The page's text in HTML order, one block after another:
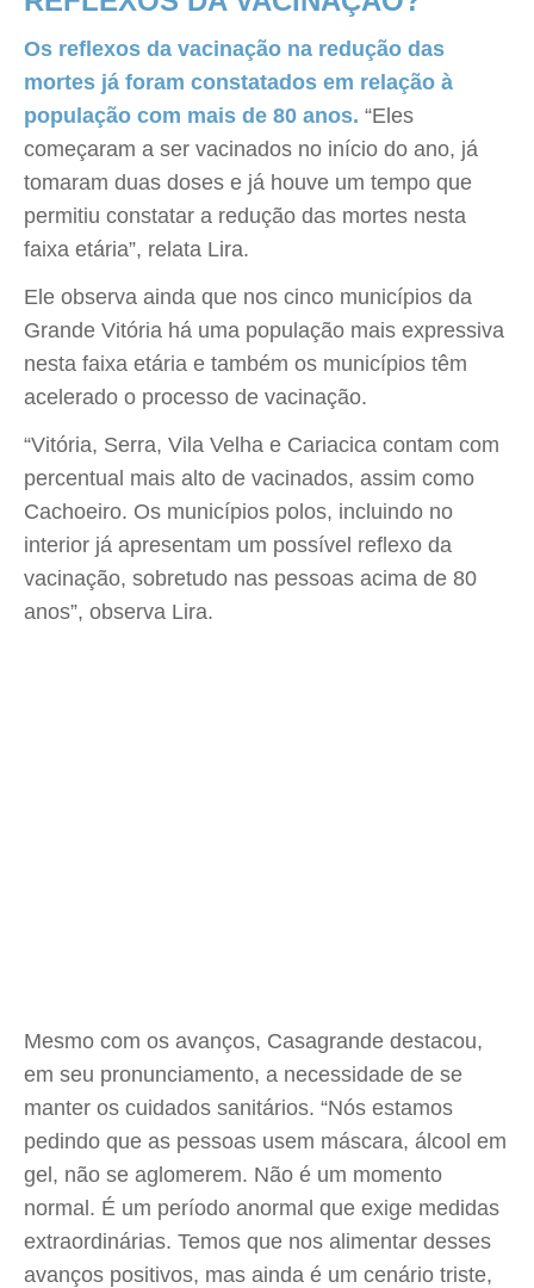
Os reflexos da vacinação na redução das
mortes já foram constatados em relação à
população com mais de 80 anos. “Eles
começaram a ser vacinados no início do ano, já
tomaram duas doses e já houve um tempo que
permitiu constatar a redução das mortes nesta
faixa etária”, relata Lira.
Ele observa ainda que nos cinco municípios da
Grande Vitória há uma população mais expressiva
nesta faixa etária e também os municípios têm
acelerado o processo de vacinação.
“Vitória, Serra, Vila Velha e Cariacica contam com
percentual mais alto de vacinados, assim como
Cachoeiro. Os municípios polos, incluindo no
interior já apresentam um possível reflexo da
vacinação, sobretudo nas pessoas acima de 80
anos”, observa Lira.
Mesmo com os avanços, Casagrande destacou,
em seu pronunciamento, a necessidade de se
manter os cuidados sanitários. “Nós estamos
pedindo que as pessoas usem máscara, álcool em
gel, não se aglomerem. Não é um momento
normal. É um período anormal que exige medidas
extraordinárias. Temos que nos alimentar desses
avanços positivos, mas ainda é um cenário triste,